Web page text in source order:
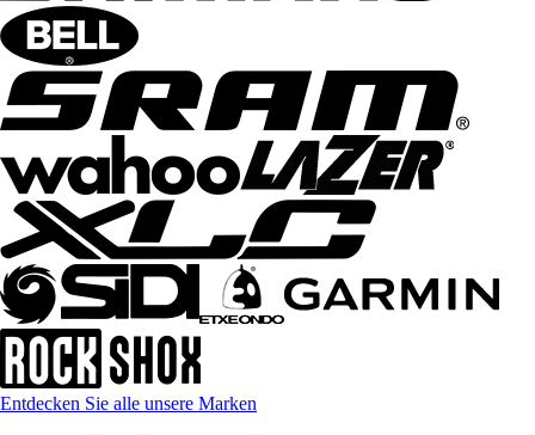
Entdecken Sie alle unsere Marken